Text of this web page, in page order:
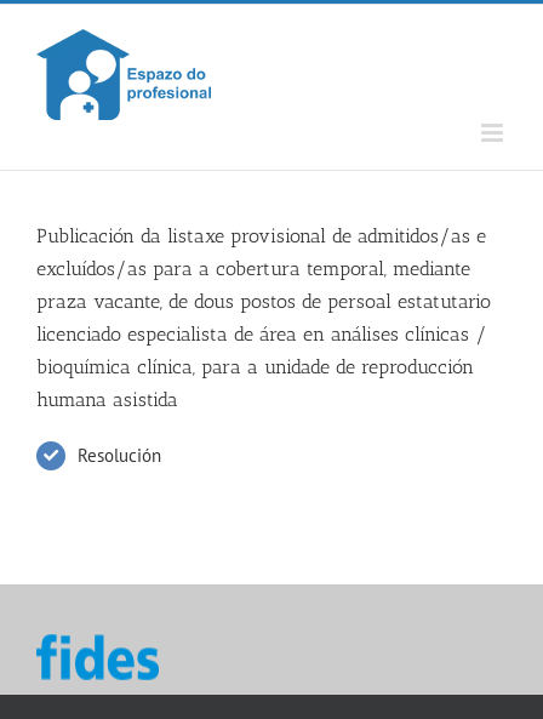
Skip
content
Publicación da listaxe provisional de admitidos/as e
excluídos/as para a cobertura temporal, mediante
praza vacante, de dous postos de persoal estatutario
licenciado especialista de área en análises clínicas /
bioquímica clínica, para a unidade de reproducción
humana asistida
Resolución